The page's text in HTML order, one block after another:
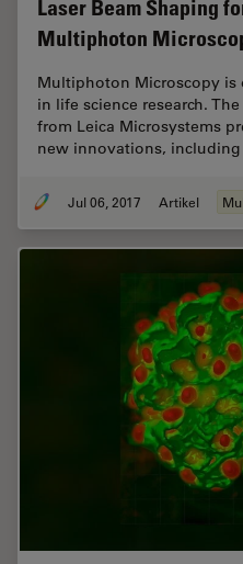
Laser Beam Shaping
Multiphoton
Multiphoton Microscopy
in life science research. The
from Leica Microsystems
new innovations,
Jul 06, 2017 Artikel